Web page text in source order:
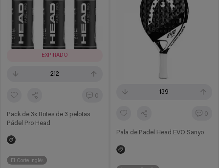
EXPIRADO
212
0
Pack de 3x Botes de 3 pelotas
Pádel Pro Head
El Corte Inglés
139
0
Pala de Padel Head EVO Sanyo